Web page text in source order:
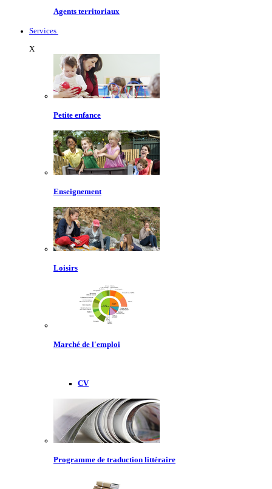
Agents territoriaux
Services
X
Petite enfance
Enseignement
Loisirs
Marché de l'emploi
CV
Programme de traduction littéraire